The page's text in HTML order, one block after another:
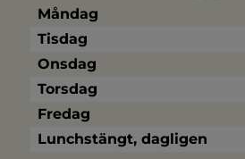
Måndag
Tisdag
Onsdag
Torsdag
Fredag
Lunchstängt, dagligen